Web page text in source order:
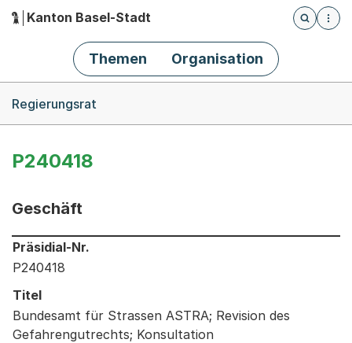
Hauptnavigation
Kanton Basel-Stadt
Öffnet
Themen Organisation
Regierungsrat
P240418
Geschäft
Informationen zum Ausgewählten Geschäft
Präsidial-Nr.
P240418
Titel
Bundesamt für Strassen ASTRA; Revision des
Gefahrengutrechts; Konsultation